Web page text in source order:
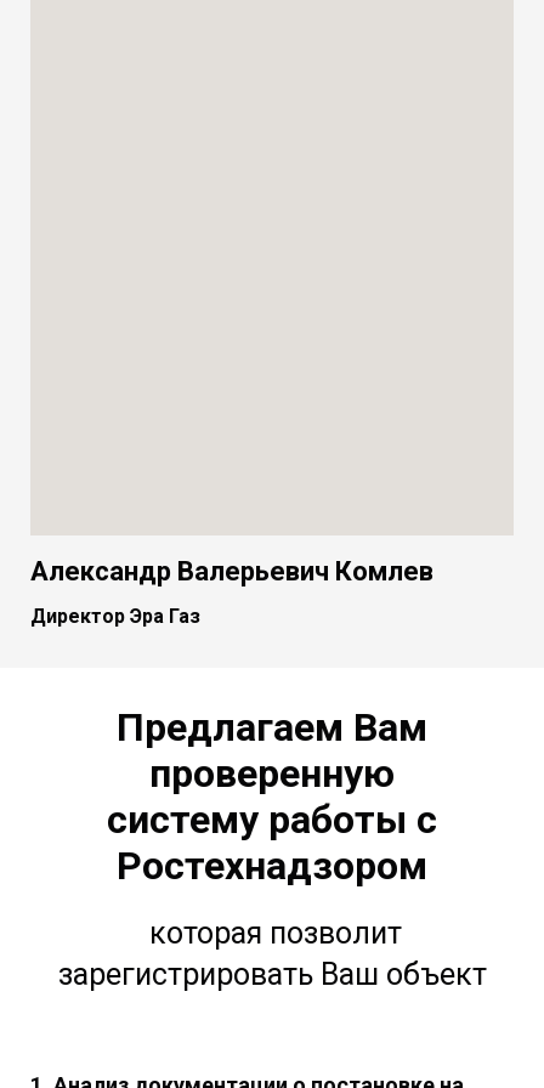
Александр Валерьевич Комлев
Директор Эра Газ
Предлагаем Вам
проверенную
систему работы с
Ростехнадзором
которая позволит
зарегистрировать Ваш объект